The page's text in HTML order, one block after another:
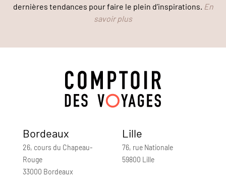
dernières tendances pour faire le plein d’inspirations. En
savoir plus
Bordeaux
26, cours du Chapeau-
Rouge
33000 Bordeaux
Lille
76, rue Nationale
59800 Lille